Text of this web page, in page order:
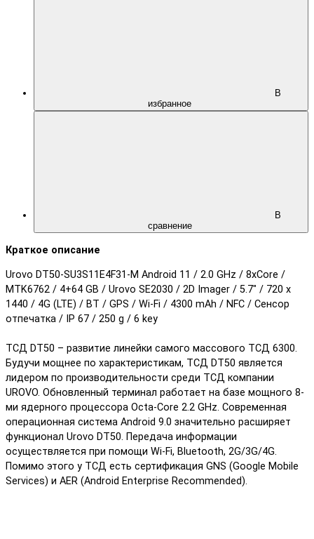
В
избранное
В
сравнение
Краткое описание
Urovo DT50-SU3S11E4F31-M Android 11 / 2.0 GHz / 8xCore /
MTK6762 / 4+64 GB / Urovo SE2030 / 2D Imager / 5.7" / 720 x
1440 / 4G (LTE) / BT / GPS / Wi-Fi / 4300 mAh / NFC / Сенсор
отпечатка / IP 67 / 250 g / 6 key
ТСД DT50 – развитие линейки самого массового ТСД 6300.
Будучи мощнее по характеристикам, ТСД DT50 является
лидером по производительности среди ТСД компании
UROVO. Обновленный терминал работает на базе мощного 8-
ми ядерного процессора Octa-Core 2.2 GHz. Современная
операционная система Android 9.0 значительно расширяет
функционал Urovo DT50. Передача информации
осуществляется при помощи Wi-Fi, Bluetooth, 2G/3G/4G.
Помимо этого у ТСД есть сертификация GNS (Google Mobile
Services) и AER (Android Enterprise Recommended).